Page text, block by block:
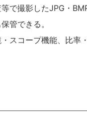
で撮影したJPG・
管できる。
スコープ機能、比率